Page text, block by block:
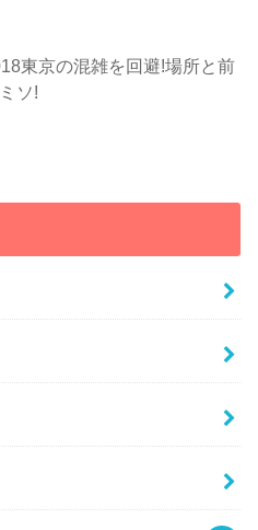
東京の混雑を回避!場所と前
ソ!